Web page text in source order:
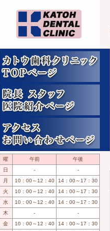
曜 午前
午後
日
-
-
月
10：00～12：40
14：00～17：30
火
10：00～12：40
14：00～17：30
水
10：00～12：40
14：00～17：30
木
-
-
金
10：00～12：40
14：00～17：30